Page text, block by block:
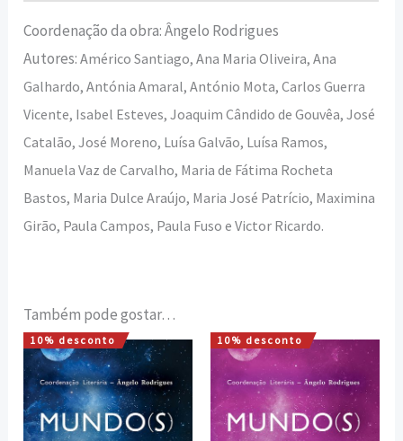
Coordenação da obra: Ângelo Rodrigues
Autores:Américo Santiago, Ana Maria Oliveira, Ana
Galhardo, Antónia Amaral, António Mota, Carlos Guerra
Vicente, Isabel Esteves, Joaquim Cândido de Gouvêa, José
Catalão, José Moreno, Luísa Galvão, Luísa Ramos,
Manuela Vaz de Carvalho, Maria de Fátima Rocheta
Bastos, Maria Dulce Araújo, Maria José Patrício, Maximina
Girão, Paula Campos, Paula Fuso e Victor Ricardo.
Também pode gostar…
10% desconto
O
preço
original
era:
13,50 €.
O
preço
atual
é:
12,15 €.
10% desconto
O
preço
original
era:
13,50 €.
O
preço
atual
é:
12,15 €.